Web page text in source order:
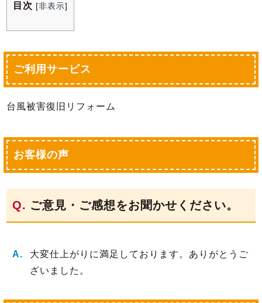
目次 [非表示]
ご利用サービス
台風被害復旧リフォーム
お客様の声
ご意見・ご感想をお聞かせください。
大変仕上がりに満足しております。ありがとうご
ざいました。